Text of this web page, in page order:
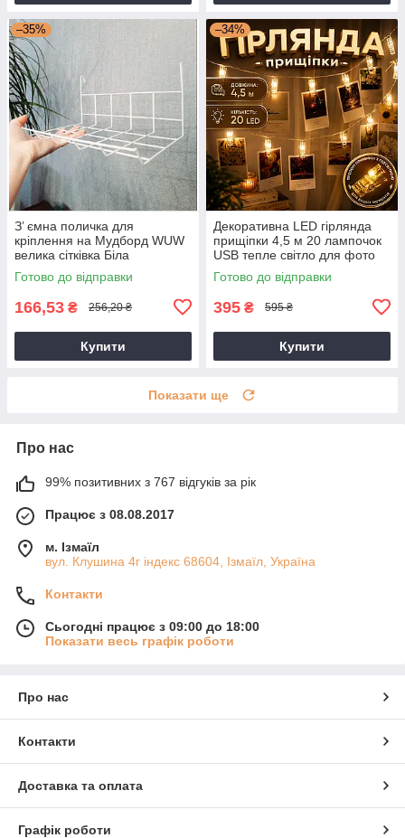
–35%
З’ ємна поличка для
кріплення на Мудборд WUW
велика сітківка Біла
Готово до відправки
166,53 ₴ 256,20 ₴
Купити
–34%
Декоративна LED гірлянда
прищіпки 4,5 м 20 лампочок
USB тепле світло для фото
листівок і декору кімнати
Готово до відправки
395 ₴ 595 ₴
Купити
Показати ще
Про нас
99% позитивних з 767 відгуків за рік
Працює з 08.08.2017
м. Ізмаїл
вул. Клушина 4г індекс 68604, Ізмаїл, Україна
Контакти
Сьогодні працює з 09:00 до 18:00
Показати весь графік роботи
Про нас
Контакти
Доставка та оплата
Графік роботи